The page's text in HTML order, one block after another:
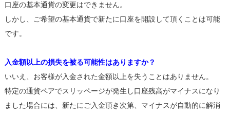
口座の基本通貨の変更はできません。
しかし、ご希望の基本通貨で新たに口座を開設して頂くことは可能
です。
入金額以上の損失を被る可能性はありますか？
いいえ、お客様が入金された金額以上を失うことはありません。
特定の通貨ペアでスリッページが発生し口座残高がマイナスになり
ました場合には、新たにご入金頂き次第、マイナスが自動的に解消